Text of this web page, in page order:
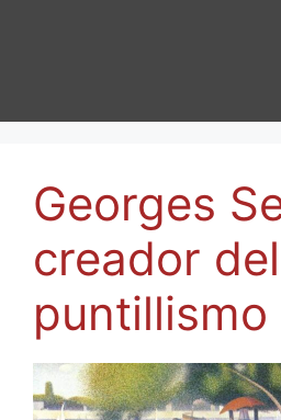
Georges
creador del
puntillismo